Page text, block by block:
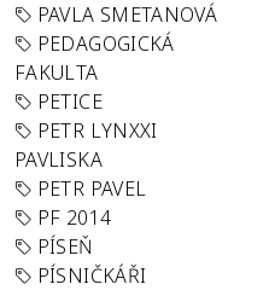
PAVLA SMETANOVÁ
PEDAGOGICKÁ
FAKULTA
PETICE
PETR LYNXXI
PAVLISKA
PETR PAVEL
PF 2014
PÍSEŇ
PÍSNIČKÁŘI